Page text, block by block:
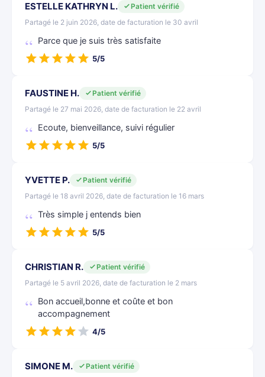
ESTELLE KATHRYN L.
Patient vérifié
Partagé le 2 juin 2026, date de facturation le 30 avril
Parce que je suis très satisfaite
5/5
FAUSTINE H.
Patient vérifié
Partagé le 27 mai 2026, date de facturation le 22 avril
Ecoute, bienveillance, suivi régulier
5/5
YVETTE P.
Patient vérifié
Partagé le 18 avril 2026, date de facturation le 16 mars
Très simple j entends bien
5/5
CHRISTIAN R.
Patient vérifié
Partagé le 5 avril 2026, date de facturation le 2 mars
Bon accueil,bonne et coûte et bon
accompagnement
4/5
SIMONE M.
Patient vérifié